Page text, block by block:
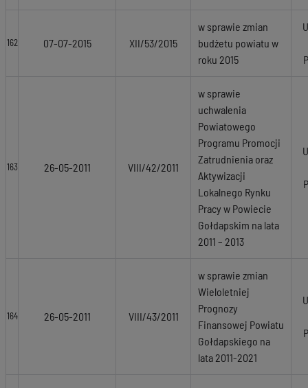
162 07-07-2015 XII/53/2015
w sprawie zmian
budżetu powiatu w
roku 2015
163 26-05-2011 VIII/42/2011
w sprawie
uchwalenia
Powiatowego
Programu Promocji
Zatrudnienia oraz
Aktywizacji
Lokalnego Rynku
Pracy w Powiecie
Gołdapskim na lata
2011 – 2013
164 26-05-2011 VIII/43/2011
w sprawie zmian
Wieloletniej
Prognozy
Finansowej Powiatu
Gołdapskiego na
lata 2011-2021